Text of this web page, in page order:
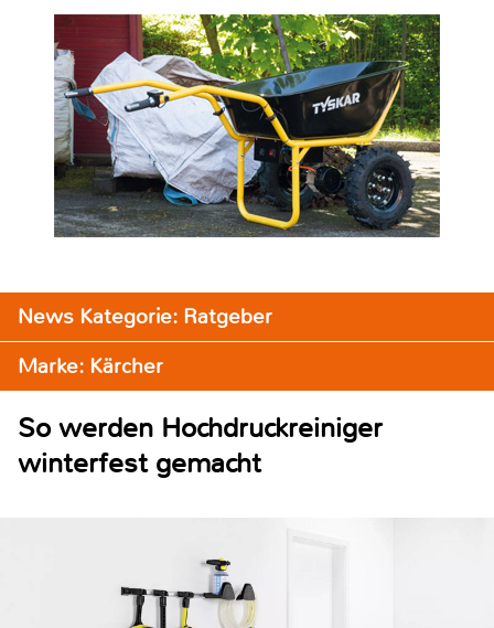
News Kategorie: Ratgeber
Marke: Kärcher
So werden Hochdruckreiniger
winterfest gemacht